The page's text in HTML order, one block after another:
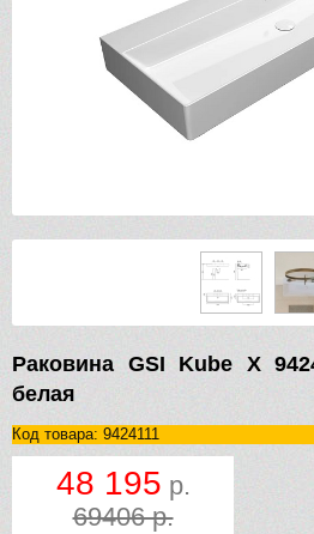
Раковина GSI Kube X
белая
Код товара: 9424111
48 195 р.
69406 р.